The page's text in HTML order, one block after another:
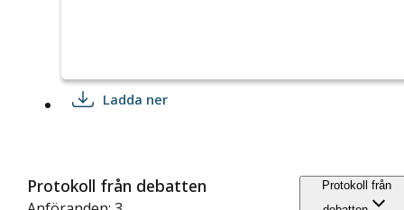
Ladda ner
Protokoll från debatten
Protokoll från